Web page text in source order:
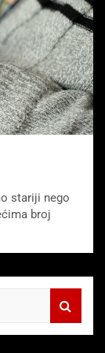
stariji nego
broj